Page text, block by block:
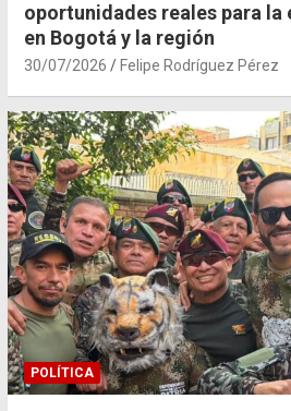
oportunidades reales para la
en Bogotá y la región
30/07/2026 Felipe Rodríguez Pérez
POLÍTICA